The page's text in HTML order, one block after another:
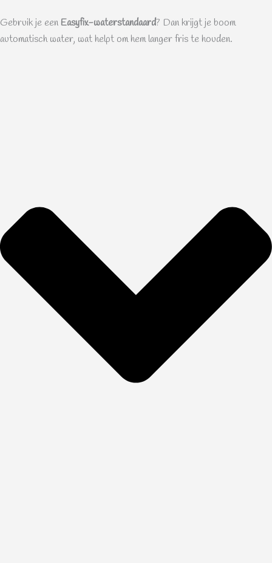
Gebruik je een Easyfix-waterstandaard? Dan krijgt je boom
automatisch water, wat helpt om hem langer fris te houden.